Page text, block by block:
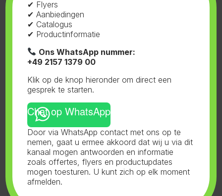
Materialen
Polyester (textielslangen)
PVC : Steviger, makkelijker afwasbaar, vaak in
vochtige of vuile omgevingen.
Antistatisch materiaal : Voor toepassingen
met gevoelige elektronica of
stofontploffingsgevaar.
Voordelen
Geluiddempend (zeker textielslangen).
Gelijkmatige temperatuurverdeling.
Geen tochtklachten.
Lichtgewicht en eenvoudig te installeren.
✔ Flyers
✔ Aanbiedingen
✔ Catalogus
✔ Productinformatie
Ons WhatsApp nummer:
+49 2157 1379 00
Klik op de knop hieronder om direct een
gesprek te starten.
Chat op WhatsApp
Door via WhatsApp contact met ons op te
nemen, gaat u ermee akkoord dat wij u via dit
kanaal mogen antwoorden en informatie
zoals offertes, flyers en productupdates
mogen toesturen. U kunt zich op elk moment
afmelden.